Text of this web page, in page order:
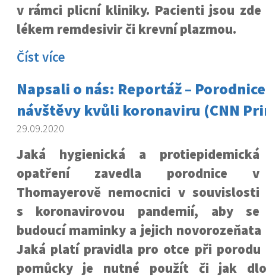
v rámci plicní kliniky. Pacienti jsou zde
lékem remdesivir či krevní plazmou.
Číst více
Napsali o nás: Reportáž –
návštěvy kvůli koronaviru (CNN
29.09.2020
Jaká hygienická a protiepidemická
opatření zavedla porodnice v
Thomayerově nemocnici v souvislosti
s koronavirovou pandemií, aby se
budoucí maminky a jejich
Jaká platí pravidla pro otce při porodu
pomůcky je nutné použít či jak